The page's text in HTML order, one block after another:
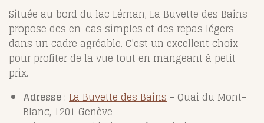
Située au bord du lac Léman, La Buvette des Bains
propose des en-cas simples et des repas légers
dans un cadre agréable. C’est un excellent choix
pour profiter de la vue tout en mangeant à petit
prix.
Adresse : La Buvette des Bains - Quai du Mont-
Blanc, 1201 Genève